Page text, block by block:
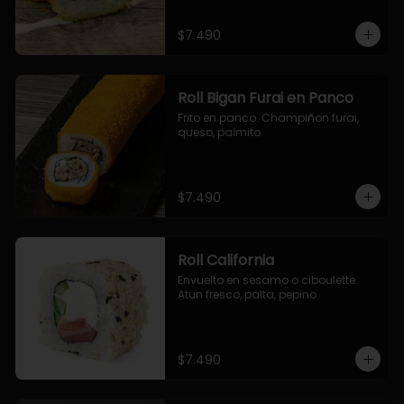
$7.490
Roll Bigan Furai en Panco
Frito en panco. Champiñon furai,
queso, palmito.
$7.490
Roll California
Envuelto en sesamo o ciboulette.
Atun fresco, palta, pepino.
$7.490